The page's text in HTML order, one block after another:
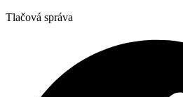
Tlačová správa